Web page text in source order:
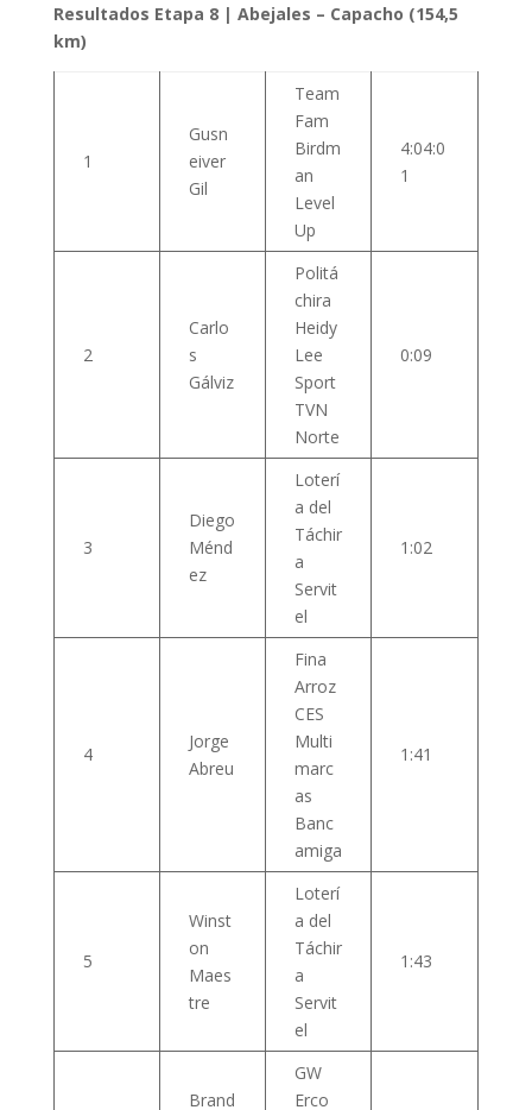
Resultados Etapa 8 | Abejales – Capacho (154,5
km)
1
Gusn
eiver
Gil
Team
Fam
Birdm
an
Level
Up
4:04:0
1
2
Carlo
s
Gálviz
Politá
chira
Heidy
Lee
Sport
TVN
Norte
0:09
3
Diego
Ménd
ez
Loterí
a del
Táchir
a
Servit
el
1:02
4
Jorge
Abreu
Fina
Arroz
CES
Multi
marc
as
Banc
amiga
1:41
5
Winst
on
Maes
tre
Loterí
a del
Táchir
a
Servit
el
1:43
Brand
GW
Erco